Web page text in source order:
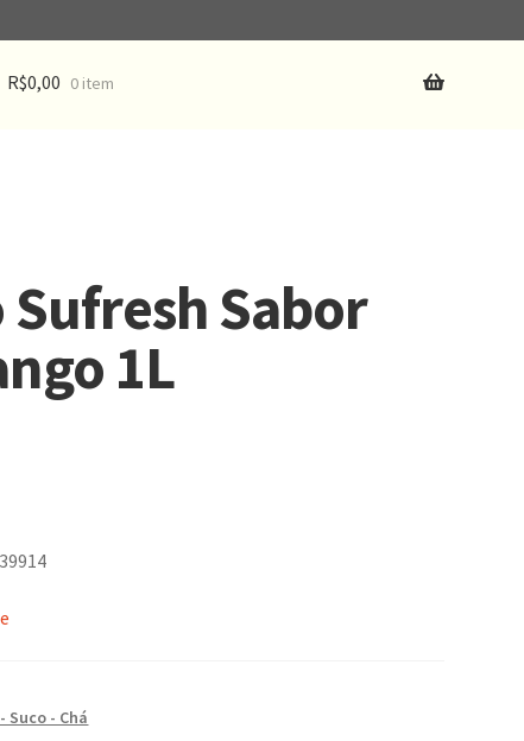
R$0,00 0 item
Sufresh Sabor
1L
Suco - Chá